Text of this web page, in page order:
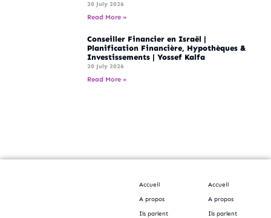
20 July 2026
Read More »
Conseiller Financier en Israël |
Planification Financière, Hypothèques &
Investissements | Yossef Kalfa
20 July 2026
Read More »
Accueil
A propos
Ils parlent
Accueil
A propos
Ils parlent